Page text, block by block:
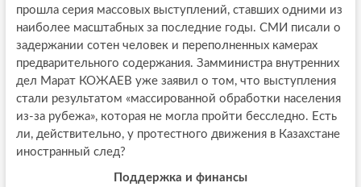
прошла серия массовых выступлений, ставших одними из
наиболее масштабных за последние годы. СМИ писали о
задержании сотен человек и переполненных камерах
предварительного содержания. Замминистра внутренних
дел Марат КОЖАЕВ уже заявил о том, что выступления
стали результатом «массированной обработки населения
из-за рубежа», которая не могла пройти бесследно. Есть
ли, действительно, у протестного движения в Казахстане
иностранный след?
Поддержка и финансы